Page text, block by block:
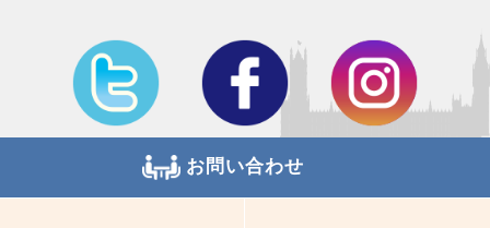
お問い合わせ